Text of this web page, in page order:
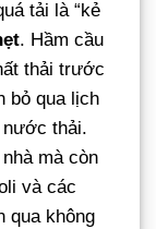
tải là “kẻ
. Hầm cầu
thải trước
bỏ qua lịch
nước thải.
mà còn
và các
qua không